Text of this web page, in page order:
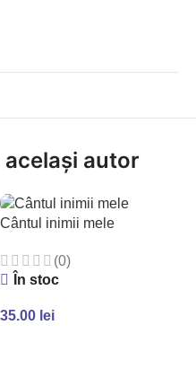
autor
Cântul inimii mele
(0)
În stoc
35.00 lei